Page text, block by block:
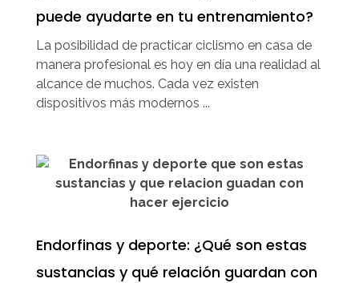
puede ayudarte en tu entrenamiento?
La posibilidad de practicar ciclismo en casa de
manera profesional es hoy en día una realidad al
alcance de muchos. Cada vez existen
dispositivos más modernos ...
Endorfinas y deporte: ¿Qué son estas
sustancias y qué relación guardan con